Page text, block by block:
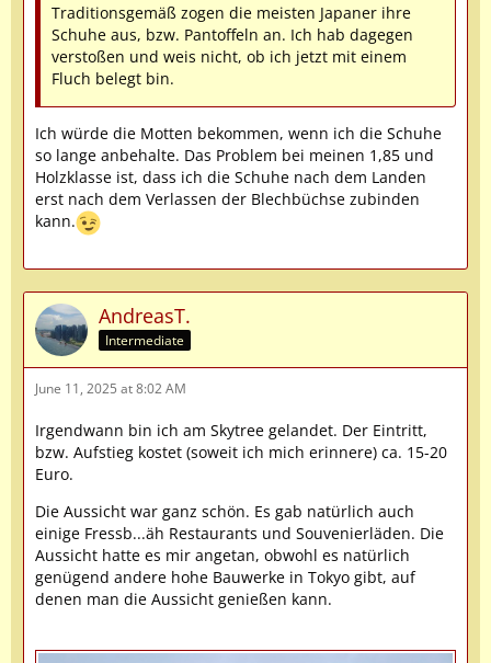
Traditionsgemäß zogen die meisten Japaner ihre
Schuhe aus, bzw. Pantoffeln an. Ich hab dagegen
verstoßen und weis nicht, ob ich jetzt mit einem
Fluch belegt bin.
Ich würde die Motten bekommen, wenn ich die Schuhe
so lange anbehalte. Das Problem bei meinen 1,85 und
Holzklasse ist, dass ich die Schuhe nach dem Landen
erst nach dem Verlassen der Blechbüchse zubinden
kann.
AndreasT.
Intermediate
June 11, 2025 at 8:02 AM
Irgendwann bin ich am Skytree gelandet. Der Eintritt,
bzw. Aufstieg kostet (soweit ich mich erinnere) ca. 15-20
Euro.
Die Aussicht war ganz schön. Es gab natürlich auch
einige Fressb...äh Restaurants und Souvenierläden. Die
Aussicht hatte es mir angetan, obwohl es natürlich
genügend andere hohe Bauwerke in Tokyo gibt, auf
denen man die Aussicht genießen kann.